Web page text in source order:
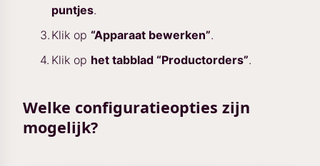
puntjes.
Klik op “Apparaat bewerken”.
Klik op het tabblad “Productorders”.
Welke configuratieopties zijn
mogelijk?